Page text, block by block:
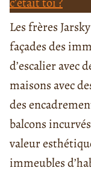
Les frères
façades des
d’escalier avec
maisons avec
des
balcons
valeur
immeubles